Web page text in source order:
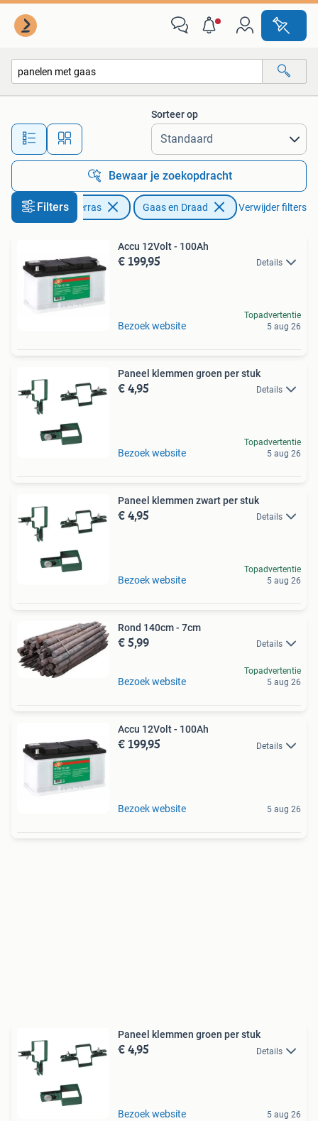
Alle afstanden…
Sorteer op
Bewaar je zoekopdracht
Filters
Tuin en Terras Gaas en Draad Verwijder filters
Accu 12Volt - 100Ah
€ 199,95 Details
Bezoek website
Topadvertentie
5 aug 26
Paneel klemmen groen per stuk
€ 4,95 Details
Bezoek website
Topadvertentie
5 aug 26
Paneel klemmen zwart per stuk
€ 4,95 Details
Bezoek website
Topadvertentie
5 aug 26
Rond 140cm - 7cm
€ 5,99 Details
Bezoek website
Topadvertentie
5 aug 26
Accu 12Volt - 100Ah
€ 199,95 Details
Bezoek website 5 aug 26
Paneel klemmen groen per stuk
€ 4,95 Details
Bezoek website 5 aug 26